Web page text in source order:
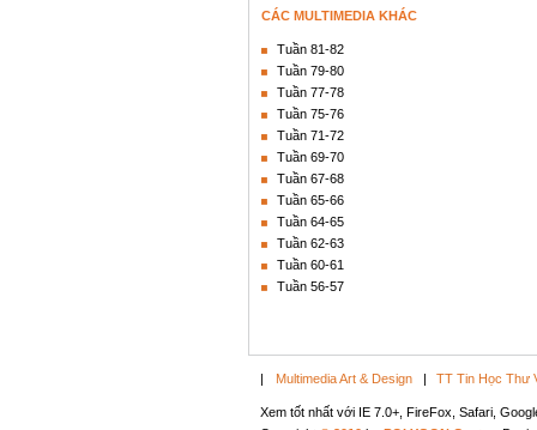
CÁC MULTIMEDIA KHÁC
Tuần 81-82
Tuần 79-80
Tuần 77-78
Tuần 75-76
Tuần 71-72
Tuần 69-70
Tuần 67-68
Tuần 65-66
Tuần 64-65
Tuần 62-63
Tuần 60-61
Tuần 56-57
| Multimedia Art & Design | TT Tin Học Thư
Xem tốt nhất với IE 7.0+, FireFox, Safari,